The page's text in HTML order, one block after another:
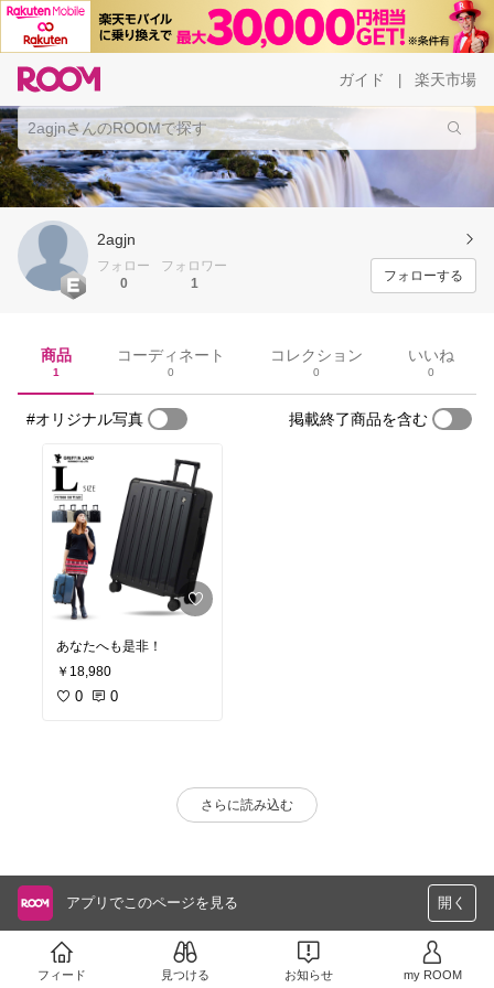
ガイド 楽天市場
2agjn
フォロー
0
フォロワー
1
フォローする
商品
1
コーディネート
0
コレクション
0
いいね
0
#オリジナル写真 掲載終了商品を含む
あなたへも是非！
￥18,980
0 0
さらに読み込む
アプリでこのページを見る 開く
フィード 見つける お知らせ my ROOM